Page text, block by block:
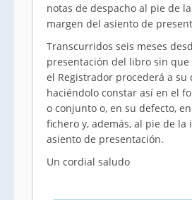
notas de despacho al pie de
margen del asiento de
Transcurridos seis meses
presentación del libro sin
el Registrador procederá a su
haciéndolo constar así en el
o conjunto o, en su defecto,
fichero y, además, al pie de la
asiento de presentación.
Un cordial saludo